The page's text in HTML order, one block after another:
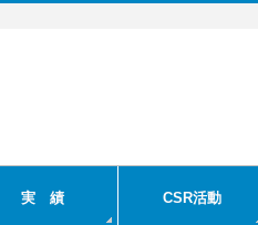
実 績 CSR活動